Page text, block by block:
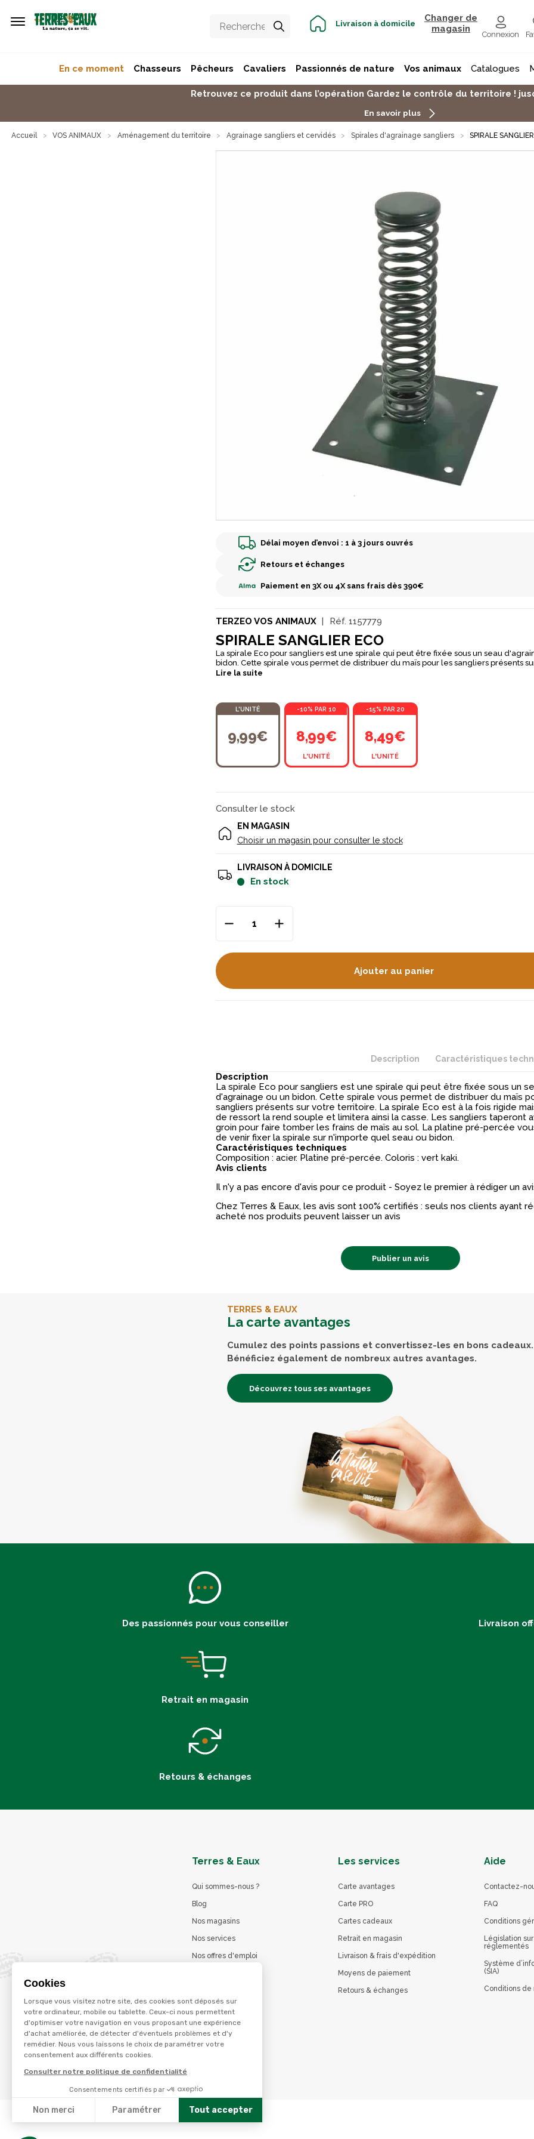
Cookies
Lorsque vous visitez notre site, des cookies sont déposés sur
votre ordinateur, mobile ou tablette. Ceux-ci nous permettent
d'optimiser votre navigation en vous proposant une expérience
d'achat améliorée, de détecter d'éventuels problèmes et d'y
remédier. Nous vous laissons le choix de paramétrer votre
consentement aux différents cookies.
Consulter notre politique de confidentialité
Consentements certifiés par
Non merci Paramétrer Tout accepter
Livraison à domicile
Changer de
magasin
Connexion
En ce moment Chasseurs Pêcheurs Cavaliers Passionnés de nature Vos animaux Catalogues
Retrouvez ce produit dans l’opération Gardez le contrôle du territoire !
En savoir plus
Accueil VOS ANIMAUX Aménagement du territoire Agrainage sangliers et cervidés Spirales d'agrainage sangliers SPIRALE
Délai moyen d’envoi : 1 à 3 jours ouvrés
Retours et échanges
Paiement en 3X ou 4X sans frais dès 390€
TERZEO VOS ANIMAUX Réf. 1157779
SPIRALE SANGLIER ECO
La spirale Eco pour sangliers est une spirale qui peut être fixée sous un seau
bidon. Cette spirale vous permet de distribuer du maïs pour les sangliers présents
territoire. La spirale Eco est à la fois rigide mais sa forme de ressort la rend souple et
Lire la suite
L'UNITÉ
9,99€
-10% PAR 10
8,99€
L'UNITÉ
-15% PAR 20
8,49€
L'UNITÉ
Consulter le stock
EN MAGASIN
Choisir un magasin pour consulter le stock
LIVRAISON À DOMICILE
en stock
Ajouter au panier
Description Caractéristiques
Description
La spirale Eco pour sangliers est une spirale qui peut être fixée sous un
d'agrainage ou un bidon. Cette spirale vous permet de distribuer du maïs
sangliers présents sur votre territoire. La spirale Eco est à la fois rigide
de ressort la rend souple et limitera ainsi la casse. Les sangliers taperont
groin pour faire tomber les frains de maïs au sol. La platine pré-percée
de venir fixer la spirale sur n'importe quel seau ou bidon.
Caractéristiques techniques
Composition : acier. Platine pré-percée. Coloris : vert kaki.
Avis clients
Il n'y a pas encore d'avis pour ce produit - Soyez le premier à rédiger un
Chez Terres & Eaux, les avis sont 100% certifiés : seuls nos clients ayant
acheté nos produits peuvent laisser un avis
Publier un avis
TERRES & EAUX
La carte avantages
Cumulez des points passions et convertissez-les en bons cadeaux.
Bénéficiez également de nombreux autres avantages.
Découvrez tous ses avantages
Des passionnés pour vous conseiller Livraison
Retrait en magasin
Retours & échanges
Terres & Eaux
Qui sommes-nous ?
Blog
Nos magasins
Nos services
Nos offres d'emploi
La marque Terzéo
Les services
Carte avantages
Carte PRO
Cartes cadeaux
Retrait en magasin
Livraison & frais d'expédition
Moyens de paiement
Retours & échanges
Aide
Contactez-
FAQ
Conditions
Législation
réglementés
Système
(SIA)
Conditions de
© Terres et eaux 2026
Politique de confidentialité